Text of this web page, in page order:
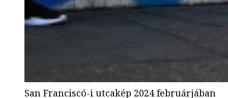
San Franciscó-i utcakép 2024 februárjában